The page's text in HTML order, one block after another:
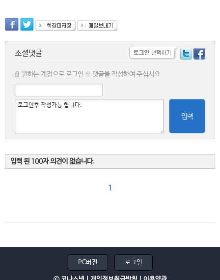
소셜댓글
원하는 계정으로 로그인 후 댓글을 작성하여 주십시요.
입력
입력 된 100자 의견이 없습니다.
1
PC버전 로그인